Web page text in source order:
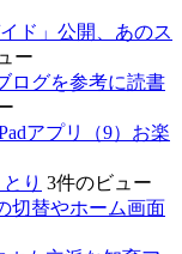
ド」公開、あのス
ー
ログを参考に読書
アプリ（9）お楽
り 3件のビュー
切替やホーム画面